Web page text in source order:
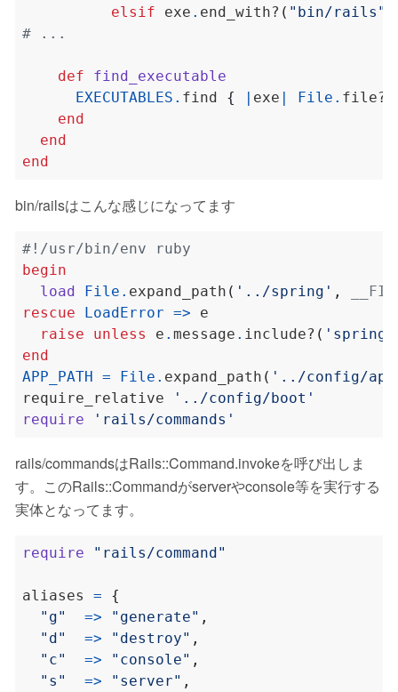
elsif exe . end_with? ( "bin/rails"
# ...
def
find_executable
EXECUTABLES . find { | exe | File . file?
end
end
end
bin/railsはこんな感じになってます
#!/usr/bin/env ruby
begin
load
File . expand_path ( '../spring' ,
rescue
LoadError =>
raise
unless e . message . include? ( 'spring'
end
APP_PATH = File . expand_path ( '../config/
require_relative
'../config/boot'
require
'rails/commands'
rails/commandsはRails::Command.invokeを呼び出しま
す。このRails::Commandがserverやconsole等を実行する
実体となってます。
require "rails/command"
aliases =
{
"g"
=> "generate" ,
"d"
=> "destroy" ,
"c"
=> "console" ,
"s"
=> "server" ,